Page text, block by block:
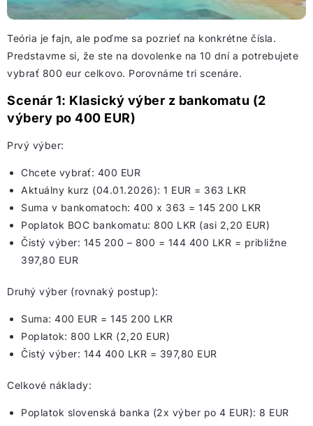
Teória je fajn, ale poďme sa pozrieť na konkrétne čísla.
Predstavme si, že ste na dovolenke na 10 dní a potrebujete
vybrať 800 eur celkovo. Porovnáme tri scenáre.
Scenár 1: Klasický výber z bankomatu (2
výbery po 400 EUR)
Prvý výber:
Chcete vybrať: 400 EUR
Aktuálny kurz (04.01.2026): 1 EUR = 363 LKR
Suma v bankomatoch: 400 x 363 = 145 200 LKR
Poplatok BOC bankomatu: 800 LKR (asi 2,20 EUR)
Čistý výber: 145 200 – 800 = 144 400 LKR = približne
397,80 EUR
Druhý výber (rovnaký postup):
Suma: 400 EUR = 145 200 LKR
Poplatok: 800 LKR (2,20 EUR)
Čistý výber: 144 400 LKR = 397,80 EUR
Celkové náklady:
Poplatok slovenská banka (2x výber po 4 EUR): 8 EUR